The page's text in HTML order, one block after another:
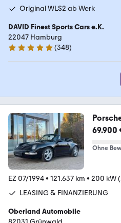
Original WLS2 ab Werk
DAVID Finest Sports Cars e.K.
22047 Hamburg
4.9 Sterne
(348)
69.900
Ohne
EZ 07/1994• 121.637 km • 200 kW
LEASING & FINANZIERUNG
Oberland Automobile